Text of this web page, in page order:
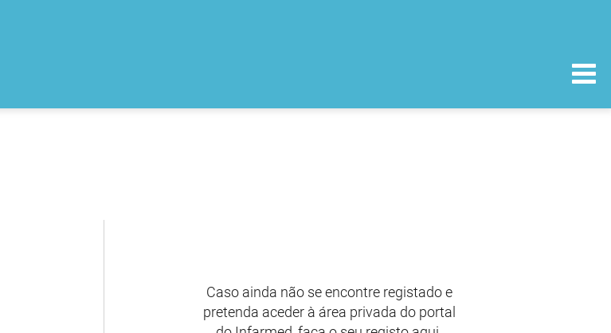
Caso ainda não se encontre registado e
pretenda aceder à área privada do portal